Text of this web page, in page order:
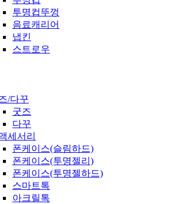
투명컵뚜껑
음료캐리어
냅킨
스트로우
/다꾸
굿즈
다꾸
세서리
폰케이스(슬림하드)
폰케이스(투명젤리)
폰케이스(투명젤하드)
스마트톡
아크릴톡